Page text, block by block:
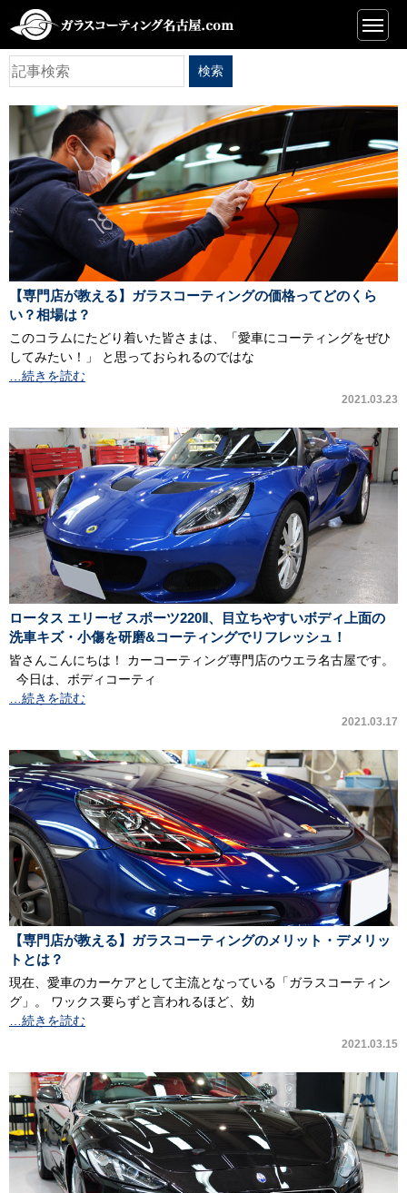
一覧
【専門店が教える】ガラスコーティングの価格ってどのくら
い？相場は？
このコラムにたどり着いた皆さまは、「愛車にコーティングをぜひ
してみたい！」 と思っておられるのではな
…続きを読む
2021.03.23
ロータス エリーゼ スポーツ220Ⅱ、目立ちやすいボディ上面の
洗車キズ・小傷を研磨&コーティングでリフレッシュ！
皆さんこんにちは！ カーコーティング専門店のウエラ名古屋です。
今日は、ボディコーティ
…続きを読む
2021.03.17
【専門店が教える】ガラスコーティングのメリット・デメリッ
トとは？
現在、愛車のカーケアとして主流となっている「ガラスコーティン
グ」。 ワックス要らずと言われるほど、効
…続きを読む
2021.03.15